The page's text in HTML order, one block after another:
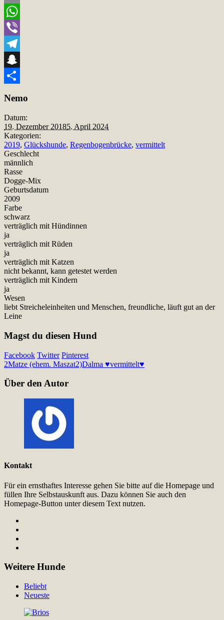
Email
WhatsApp
Viber
Telegram
Snapchat
Nemo
Datum:
19. Dezember 20185. April 2024
Kategorien:
2019, Glückshunde, Regenbogenbrücke, vermittelt
Geschlecht
männlich
Rasse
Dogge-Mix
Geburtsdatum
2009
Farbe
schwarz
verträglich mit Hündinnen
ja
verträglich mit Rüden
ja
verträglich mit Katzen
nicht bekannt, kann getestet werden
verträglich mit Kindern
ja
Wesen
liebt Streicheleinheiten und Menschen, freundliche, läuft gut an der
Leine
Magst du diesen Hund
Facebook Twitter Pinterest
2Matze (ehem. Maszat2)Dalma ♥vermittelt♥
Über den Autor
Kontakt
Für ein ernsthaftes Interesse gehen Sie bitte auf die Homepage und
füllen Ihre Selbstauskunft aus. Dazu können Sie auch den
Homepage-Button unter diesem Text nutzen.
Weitere Hunde
Beliebt
Neueste